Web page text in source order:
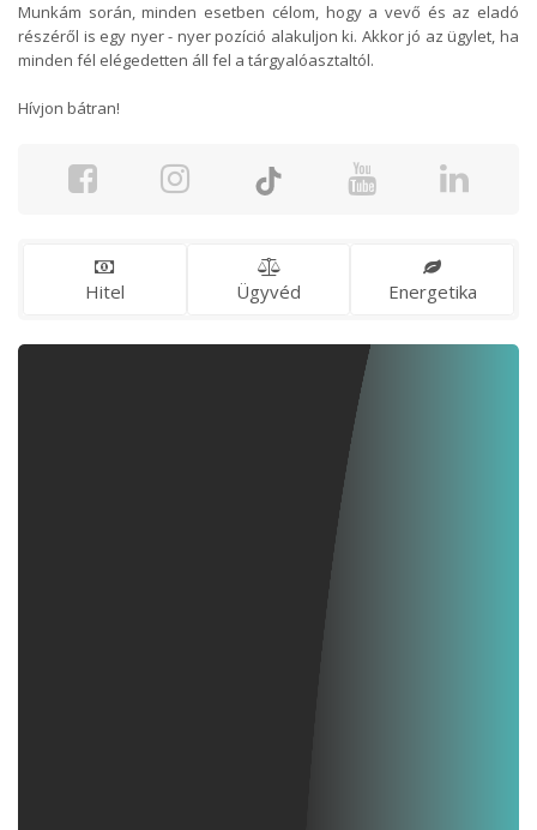
Munkám során, minden esetben célom, hogy a vevő és az eladó
részéről is egy nyer - nyer pozíció alakuljon ki. Akkor jó az ügylet, ha
minden fél elégedetten áll fel a tárgyalóasztaltól.
Hívjon bátran!
Hitel Ügyvéd Energetika